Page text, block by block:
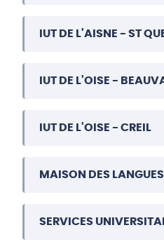
IUT DE L'AISNE - ST
IUT DE L'OISE -
IUT DE L'OISE - CREIL
MAISON DES
SERVICES